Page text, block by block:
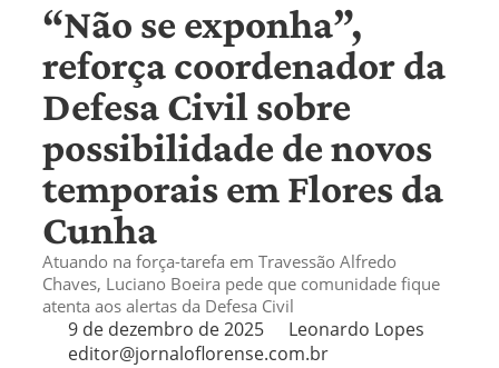
“Não se exponha”,
reforça coordenador da
Defesa Civil sobre
possibilidade de novos
temporais em Flores da
Cunha
Atuando na força-tarefa em Travessão Alfredo
Chaves, Luciano Boeira pede que comunidade fique
atenta aos alertas da Defesa Civil
9 de dezembro de 2025
Leonardo Lopes
editor@jornaloflorense.com.br